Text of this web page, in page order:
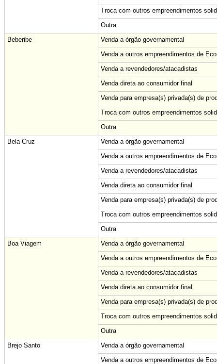
Troca com outros empreendimentos
Outra
Beberibe
Venda a órgão governamental
Venda a outros empreendimentos de
Venda a revendedores/atacadistas
Venda direta ao consumidor final
Venda para empresa(s) privada(s) de
Troca com outros empreendimentos
Outra
Bela Cruz
Venda a órgão governamental
Venda a outros empreendimentos de
Venda a revendedores/atacadistas
Venda direta ao consumidor final
Venda para empresa(s) privada(s) de
Troca com outros empreendimentos
Outra
Boa Viagem
Venda a órgão governamental
Venda a outros empreendimentos de
Venda a revendedores/atacadistas
Venda direta ao consumidor final
Venda para empresa(s) privada(s) de
Troca com outros empreendimentos
Outra
Brejo Santo
Venda a órgão governamental
Venda a outros empreendimentos de